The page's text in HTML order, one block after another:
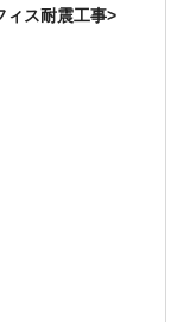
ィス耐震工事>